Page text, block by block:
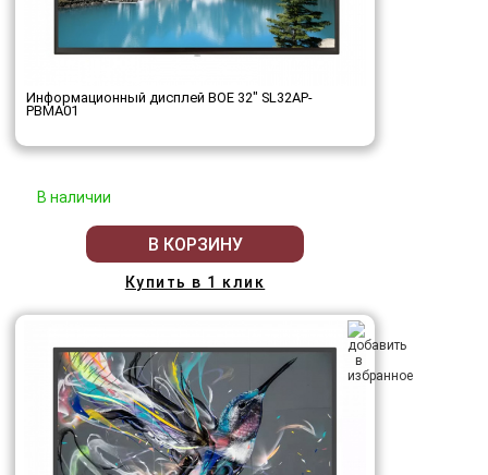
Информационный дисплей BOE 32" SL32AP-
PBMA01
В наличии
В КОРЗИНУ
Купить в 1 клик